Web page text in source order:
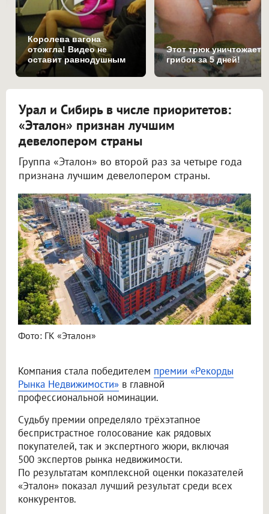
Королева вагона
отожгла! Видео не
оставит равнодушным
Этот трюк уничтожает
грибок за 5 дней!
Урал и Сибирь в числе приоритетов:
«Эталон» признан лучшим
девелопером страны
Группа «Эталон» во второй раз за четыре года
признана лучшим девелопером страны.
Фото: ГК «Эталон»
Компания стала победителем премии «Рекорды
Рынка Недвижимости» в главной
профессиональной номинации.
Судьбу премии определяло трёхэтапное
беспристрастное голосование как рядовых
покупателей, так и экспертного жюри, включая
500 экспертов рынка недвижимости.
По результатам комплексной оценки показателей
«Эталон» показал лучший результат среди всех
конкурентов.